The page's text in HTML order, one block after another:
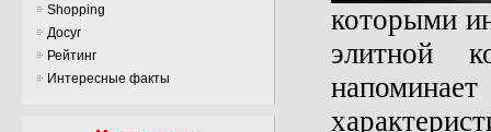
Shopping
Досуг
Рейтинг
Интересные факты
которыми
элитной